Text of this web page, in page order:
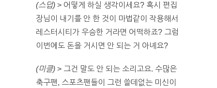
(스덥) > 어떻게 하실 생각이세요? 혹시 편집
장님이 내기를 안 한 것이 마법같이 작용해서
레스터시티가 우승한 거라면 어떡하죠? 그럼
이번에도 돈을 거시면 안 되는 거 아녜요?
(미클) > 그건 말도 안 되는 소리고요. 수많은
축구팬, 스포츠팬들이 그런 쓸데없는 미신이